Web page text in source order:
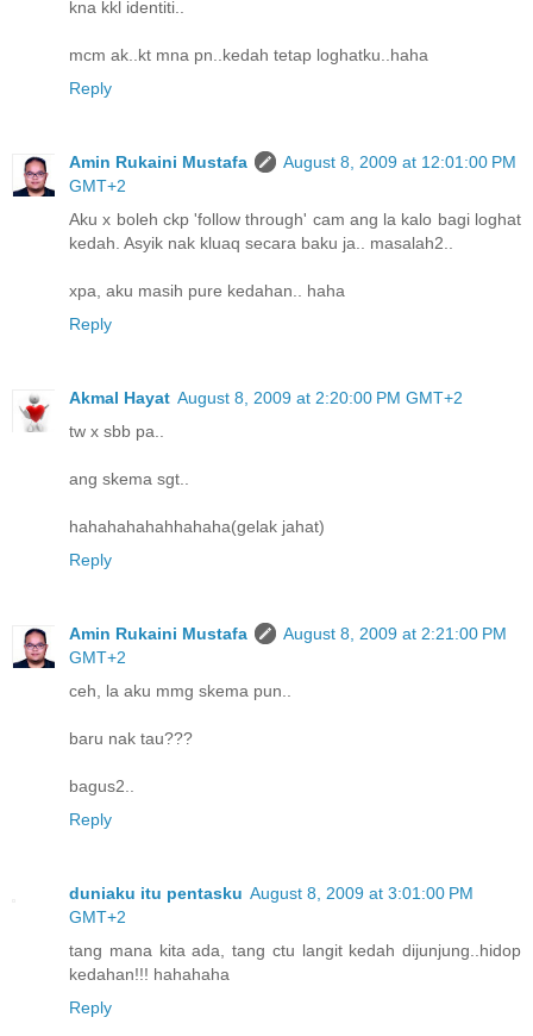
kna kkl identiti..
mcm ak..kt mna pn..kedah tetap loghatku..haha
Reply
Amin Rukaini Mustafa
August 8, 2009 at 12:01:00 PM
GMT+2
Aku x boleh ckp 'follow through' cam ang la kalo bagi loghat
kedah. Asyik nak kluaq secara baku ja.. masalah2..
xpa, aku masih pure kedahan.. haha
Reply
Akmal Hayat August 8, 2009 at 2:20:00 PM GMT+2
tw x sbb pa..
ang skema sgt..
hahahahahahhahaha(gelak jahat)
Reply
Amin Rukaini Mustafa
August 8, 2009 at 2:21:00 PM
GMT+2
ceh, la aku mmg skema pun..
baru nak tau???
bagus2..
Reply
duniaku itu pentasku August 8, 2009 at 3:01:00 PM
GMT+2
tang mana kita ada, tang ctu langit kedah dijunjung..hidop
kedahan!!! hahahaha
Reply